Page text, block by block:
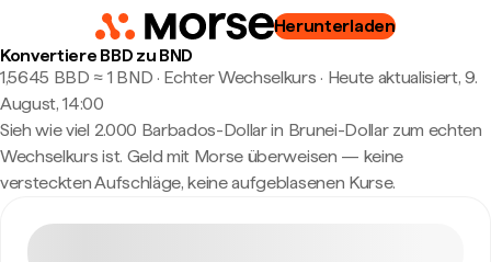
Herunterladen
Konvertiere BBD zu BND
1,5645 BBD ≈ 1 BND · Echter Wechselkurs · Heute aktualisiert, 9.
August, 14:00
Sieh wie viel 2.000 Barbados-Dollar in Brunei-Dollar zum echten
Wechselkurs ist. Geld mit Morse überweisen — keine
versteckten Aufschläge, keine aufgeblasenen Kurse.